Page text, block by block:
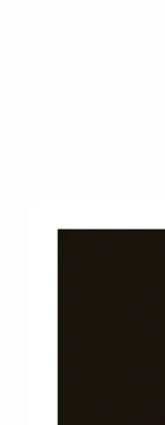
professioneel